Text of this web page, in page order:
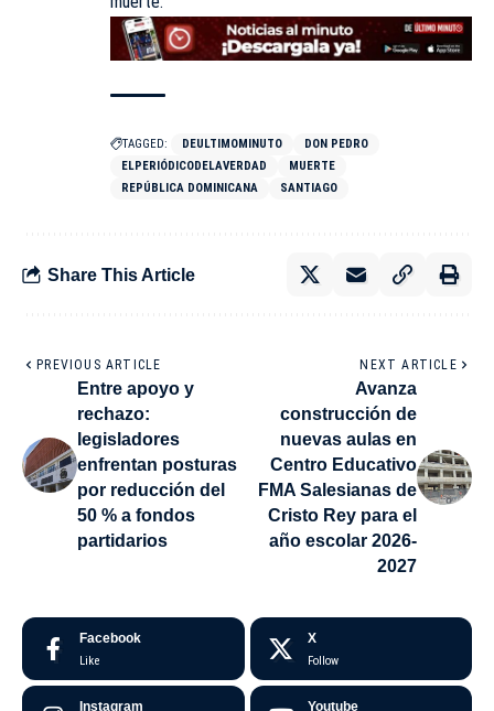
TAGGED: DEULTIMOMINUTO
DON PEDRO
ELPERIÓDICODELAVERDAD
MUERTE
REPÚBLICA DOMINICANA
SANTIAGO
Share This Article
PREVIOUS ARTICLE
Entre apoyo y
rechazo:
legisladores
enfrentan posturas
por reducción del
50 % a fondos
partidarios
NEXT ARTICLE
Avanza
construcción de
nuevas aulas en
Centro Educativo
FMA Salesianas de
Cristo Rey para el
año escolar 2026-
2027
Facebook
Like
X
Follow
Instagram Youtube